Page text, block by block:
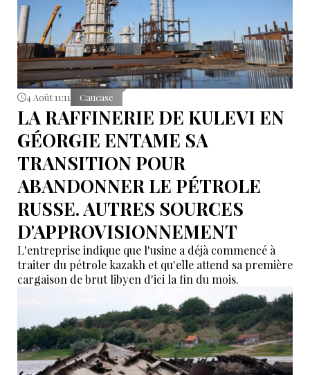
4 Août 11:11 Caucase
LA RAFFINERIE DE KULEVI EN
GÉORGIE ENTAME SA
TRANSITION POUR
ABANDONNER LE PÉTROLE
RUSSE. AUTRES SOURCES
D'APPROVISIONNEMENT
L'entreprise indique que l'usine a déjà commencé à
traiter du pétrole kazakh et qu'elle attend sa première
cargaison de brut libyen d'ici la fin du mois.